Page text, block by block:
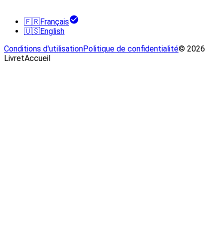
🇫🇷Français
🇺🇸English
Conditions d'utilisationPolitique de confidentialité© 2026
LivretAccueil